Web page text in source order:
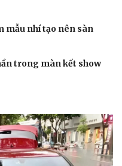
mẫu nhí tạo nên sàn
trong màn kết show